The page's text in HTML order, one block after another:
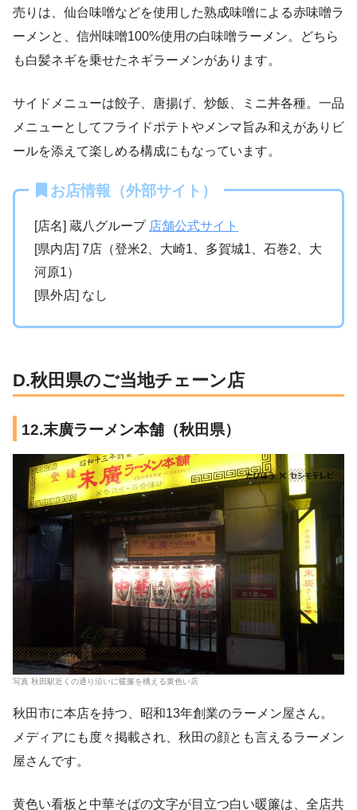
売りは、仙台味噌などを使用した熟成味噌による赤味噌ラ
ーメンと、信州味噌100%使用の白味噌ラーメン。どちら
も白髪ネギを乗せたネギラーメンがあります。
サイドメニューは餃子、唐揚げ、炒飯、ミニ丼各種。一品
メニューとしてフライドポテトやメンマ旨み和えがありビ
ールを添えて楽しめる構成にもなっています。
お店情報（外部サイト）
[店名] 蔵八グループ 店舗公式サイト
[県内店] 7店（登米2、大崎1、多賀城1、石巻2、大
河原1）
[県外店] なし
D.秋田県のご当地チェーン店
12.末廣ラーメン本舗（秋田県）
写真 秋田駅近くの通り沿いに暖簾を構える黄色い店
秋田市に本店を持つ、昭和13年創業のラーメン屋さん。
メディアにも度々掲載され、秋田の顔とも言えるラーメン
屋さんです。
黄色い看板と中華そばの文字が目立つ白い暖簾は、全店共